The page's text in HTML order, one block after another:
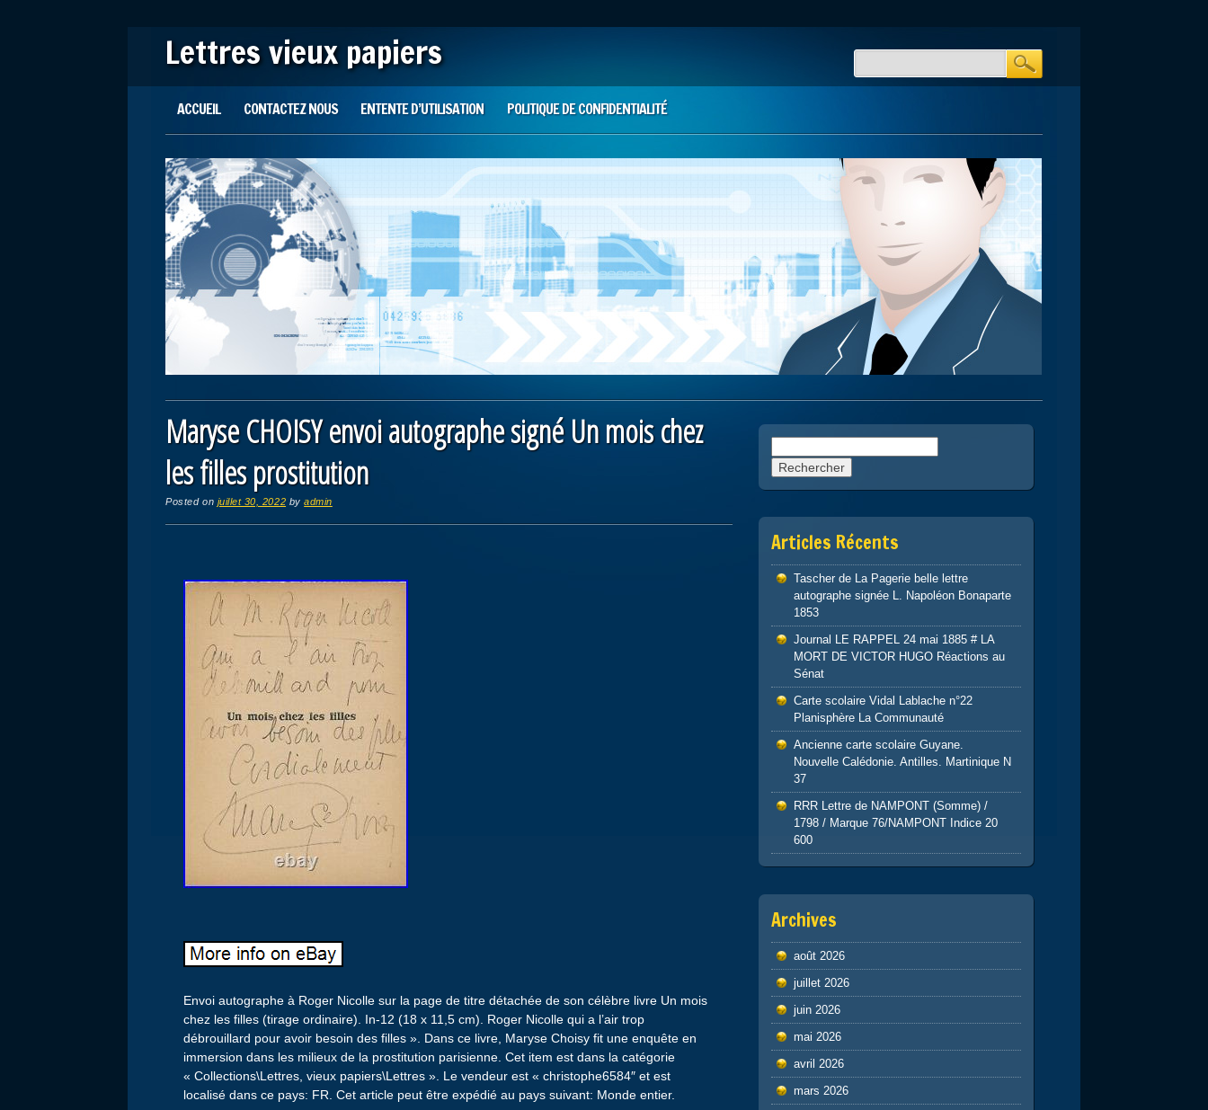
Lettres vieux papiers
Main menu
ACCUEIL CONTACTEZ NOUS ENTENTE D’UTILISATION POLITIQUE DE CONFIDENTIALITÉ
Maryse CHOISY envoi autographe signé Un mois chez
les filles prostitution
Posted on juillet 30, 2022 byadmin
Envoi autographe à Roger Nicolle sur la page de titre détachée de son célèbre livre Un mois
chez les filles (tirage ordinaire). In-12 (18 x 11,5 cm). Roger Nicolle qui a l’air trop
débrouillard pour avoir besoin des filles ». Dans ce livre, Maryse Choisy fit une enquête en
immersion dans les milieux de la prostitution parisienne. Cet item est dans la catégorie
« Collections\Lettres, vieux papiers\Lettres ». Le vendeur est « christophe6584″ et est
localisé dans ce pays: FR. Cet article peut être expédié au pays suivant: Monde entier.
Articles Récents
Tascher de La Pagerie belle lettre
autographe signée L. Napoléon Bonaparte
1853
Journal LE RAPPEL 24 mai 1885 # LA
MORT DE VICTOR HUGO Réactions au
Sénat
Carte scolaire Vidal Lablache n°22
Planisphère La Communauté
Ancienne carte scolaire Guyane.
Nouvelle Calédonie. Antilles. Martinique N
37
RRR Lettre de NAMPONT (Somme) /
1798 / Marque 76/NAMPONT Indice 20
600
Archives
août 2026
juillet 2026
juin 2026
mai 2026
avril 2026
mars 2026